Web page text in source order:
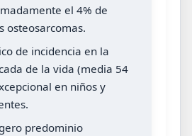
el 4% de
osteosarcomas.
de incidencia en la
de la vida (media 54
en niños y
predominio